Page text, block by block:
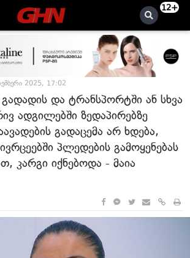
12+
2025, 17:02
და ტრანსპორტში ან სხვა
ადგილებში ზედაპირებზე
გადაცემა არ ხდება,
პლედების გამოყენებას
კარგი იქნებოდა - მაია